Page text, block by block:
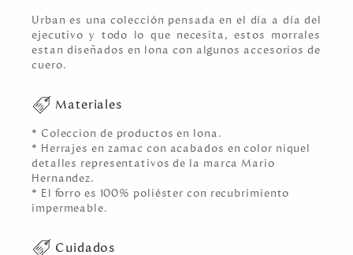
Urban es una colección pensada en el día a día del
ejecutivo y todo lo que necesita, estos morrales
estan diseñados en lona con algunos accesorios de
cuero.
Materiales
* Coleccion de productos en lona.
* Herrajes en zamac con acabados en color niquel
detalles representativos de la marca Mario
Hernandez.
* El forro es 100% poliéster con recubrimiento
impermeable.
Cuidados